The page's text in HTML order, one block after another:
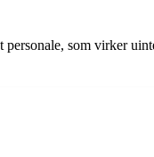
som virker